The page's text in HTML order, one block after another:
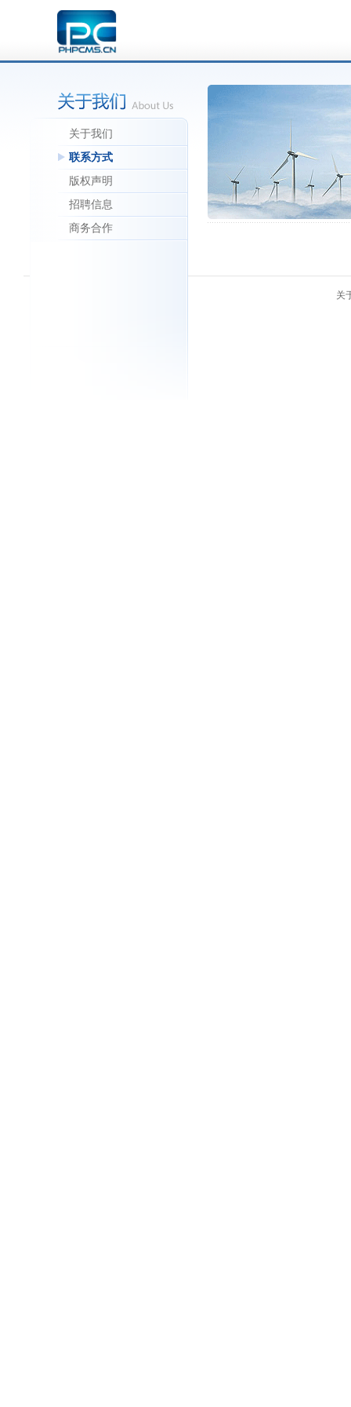
关于我们
联系方式
版权声明
招聘信息
商务合作
关